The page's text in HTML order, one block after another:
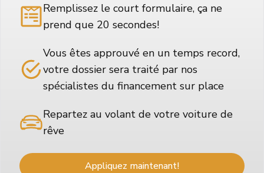
Remplissez le court formulaire, ça ne
prend que 20 secondes!
Vous êtes approuvé en un temps record,
votre dossier sera traité par nos
spécialistes du financement sur place
Repartez au volant de votre voiture de
rêve
Appliquez maintenant!